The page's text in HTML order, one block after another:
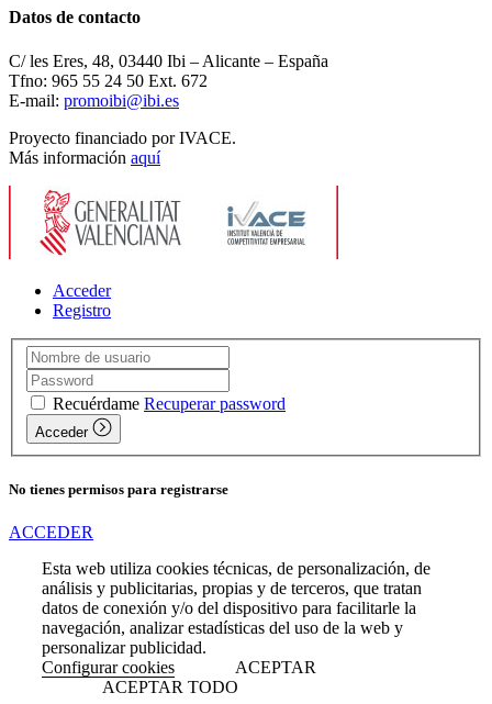
Datos de contacto
C/ les Eres, 48, 03440 Ibi – Alicante – España
Tfno: 965 55 24 50 Ext. 672
E-mail: promoibi@ibi.es
Proyecto financiado por IVACE.
Más información aquí
Acceder
Registro
Recuérdame Recuperar password
Acceder
No tienes permisos para registrarse
ACCEDER
Esta web utiliza cookies técnicas, de personalización, de
análisis y publicitarias, propias y de terceros, que tratan
datos de conexión y/o del dispositivo para facilitarle la
navegación, analizar estadísticas del uso de la web y
personalizar publicidad.
Configurar cookies
ACEPTAR
ACEPTAR TODO